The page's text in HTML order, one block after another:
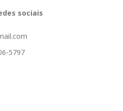
sociais
5797